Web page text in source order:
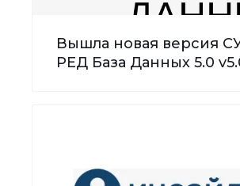
Вышла новая версия
РЕД База Данных 5.0